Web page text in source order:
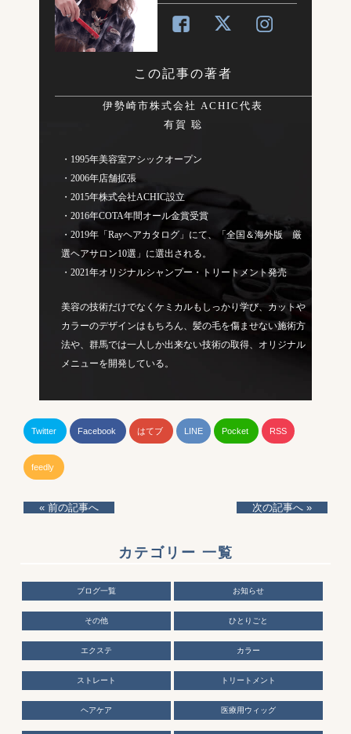
この記事の著者
伊勢崎市株式会社 ACHIC代表
有賀 聡
・1995年美容室アシックオープン
・2006年店舗拡張
・2015年株式会社ACHIC設立
・2016年COTA年間オール金賞受賞
・2019年「Rayヘアカタログ」にて、「全国＆海外版 厳
選ヘアサロン10選」に選出される。
・2021年オリジナルシャンプー・トリートメント発売
美容の技術だけでなくケミカルもしっかり学び、カットや
カラーのデザインはもちろん、髪の毛を傷ませない施術方
法や、群馬では一人しか出来ない技術の取得、オリジナル
メニューを開発している。
Twitter Facebook はてブ LINE Pocket RSS
feedly
« 前の記事へ 次の記事へ »
カテゴリー 一覧
ブログ一覧 お知らせ
その他 ひとりごと
エクステ カラー
ストレート トリートメント
ヘアケア 医療用ウィッグ